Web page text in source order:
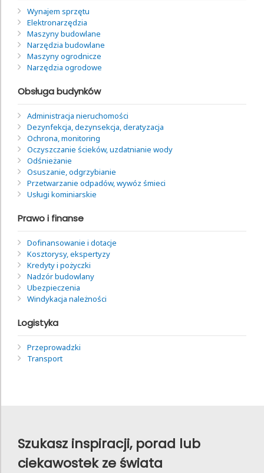
Wynajem sprzętu
Elektronarzędzia
Maszyny budowlane
Narzędzia budowlane
Maszyny ogrodnicze
Narzędzia ogrodowe
Obsługa budynków
Administracja nieruchomości
Dezynfekcja, dezynsekcja, deratyzacja
Ochrona, monitoring
Oczyszczanie ścieków, uzdatnianie wody
Odśnieżanie
Osuszanie, odgrzybianie
Przetwarzanie odpadów, wywóz śmieci
Usługi kominiarskie
Prawo i finanse
Dofinansowanie i dotacje
Kosztorysy, ekspertyzy
Kredyty i pożyczki
Nadzór budowlany
Ubezpieczenia
Windykacja należności
Logistyka
Przeprowadzki
Transport
Szukasz inspiracji, porad lub
ciekawostek ze świata